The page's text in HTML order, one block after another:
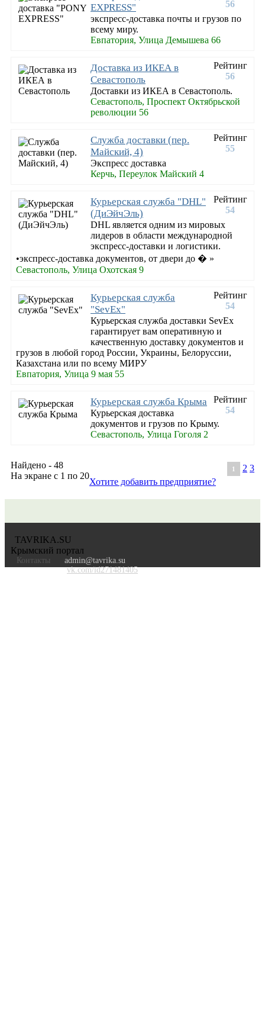
56
EXPRESS"
экспресс-доставка почты и грузов по
всему миру.
Евпатория, Улица Демышева 66
Рейтинг
56
Доставка из ИКЕА в
Севастополь
Доставки из ИКЕА в Севастополь.
Севастополь, Проспект Октябрьской
революции 56
Рейтинг
55
Служба доставки (пер.
Майский, 4)
Экспресс доставка
Керчь, Переулок Майский 4
Рейтинг
54
Курьерская служба "DHL"
(ДиЭйчЭль)
DHL является одним из мировых
лидеров в области международной
экспресс-доставки и логистики.
•экспресс-доставка документов, от двери до � »
Севастополь, Улица Охотская 9
Рейтинг
54
Курьерская служба
"SevEx"
Курьерская служба доставки SevEx
гарантирует вам оперативную и
качественную доставку документов и
грузов в любой город России, Украины, Белоруссии,
Казахстана или по всему МИРУ
Евпатория, Улица 9 мая 55
Рейтинг
54
Курьерская служба Крыма
Курьерская доставка
документов и грузов по Крыму.
Севастополь, Улица Гоголя 2
Найдено - 48
На экране с 1 по 20
1 2 3
Хотите добавить предприятие?
TAVRIKA.SU
Крымский портал
Контакты
admin@tavrika.su
vk.com/id271481405